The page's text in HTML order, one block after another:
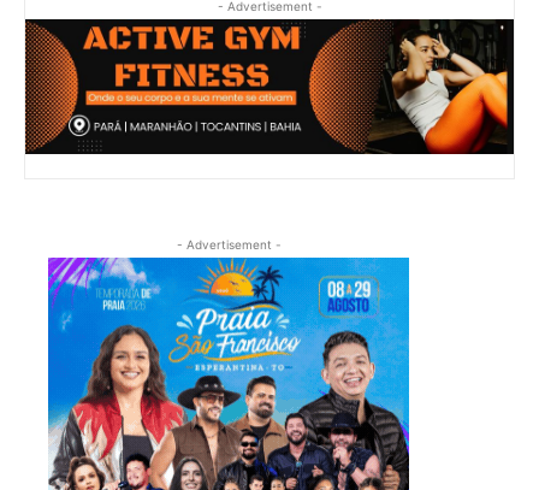
- Advertisement -
- Advertisement -